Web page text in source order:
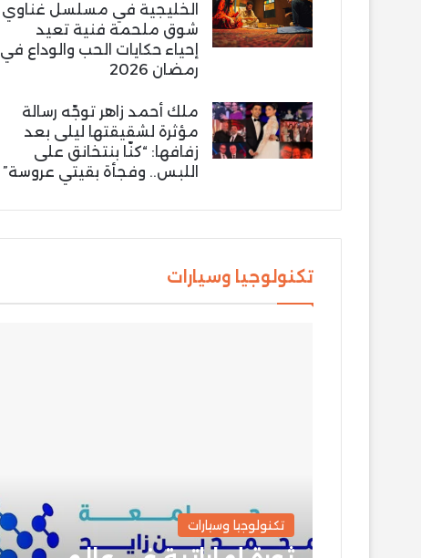
الخليجية في مسلسل غناوي
شوق ملحمة فنية تعيد
إحياء حكايات الحب والوداع في
رمضان 2026
ملك أحمد زاهر توجّه رسالة
مؤثرة لشقيقتها ليلى بعد
زفافها: “كنّا بنتخانق على
اللبس.. وفجأة بقيتي عروسة”
تكنولوجيا وسيارات
تكنولوجيا وسيارات